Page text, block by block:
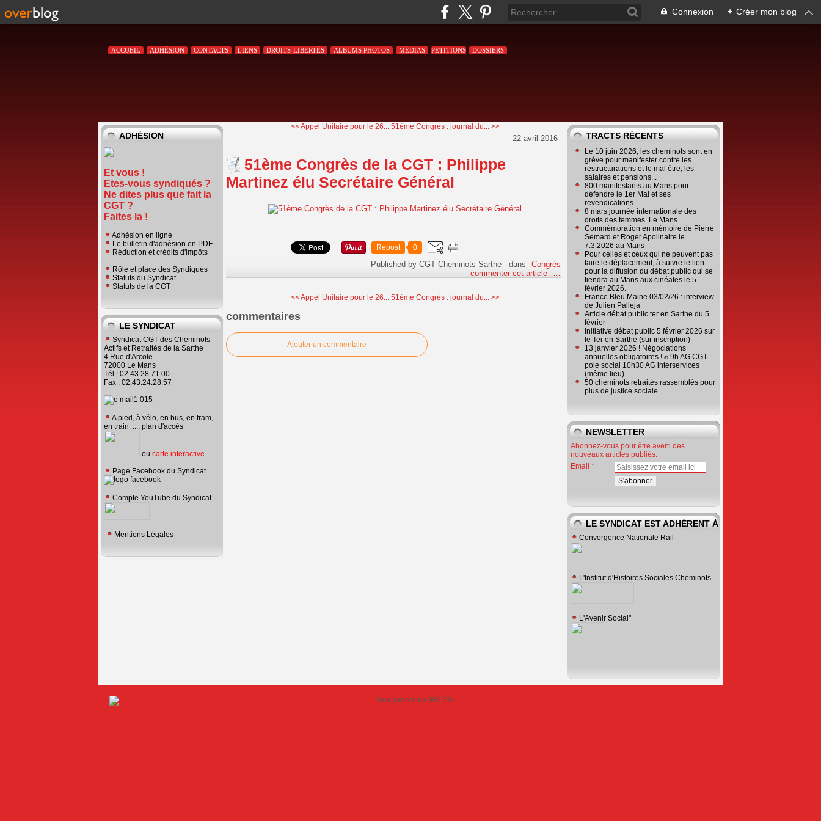
Connexion + Créer mon blog
ACCUEIL ADHÉSION CONTACTS LIENS DROITS-LIBERTÉS ALBUMS PHOTOS MÉDIAS PETITIONS DOSSIERS
ADHÉSION
Et vous !
Etes-vous syndiqués ?
Ne dites plus que fait la
CGT ?
Faites la !
Adhésion en ligne
Le bulletin d'adhésion en PDF
Réduction et crédits d'impôts
Rôle et place des Syndiqués
Statuts du Syndicat
Statuts de la CGT
LE SYNDICAT
Syndicat CGT des Cheminots
Actifs et Retraités de la Sarthe
4 Rue d'Arcole
72000 Le Mans
Tél : 02.43.28.71.00
Fax : 02.43.24.28.57
A pied, à vélo, en bus, en tram,
en train, ..., plan d'accès
ou carte interactive
Page Facebook du Syndicat
Compte YouTube du Syndicat
Mentions Légales
<< Appel Unitaire pour le 26... 51ème Congrès : journal du... >>
22 avril 2016
51ème Congrès de la CGT : Philippe
Martinez élu Secrétaire Général
Repost 0
Published by CGT Cheminots Sarthe - dans
Congrès
commenter cet article
<< Appel Unitaire pour le 26... 51ème Congrès : journal du... >>
commentaires
Ajouter un commentaire
TRACTS RÉCENTS
Le 10 juin 2026, les cheminots sont en
grève pour manifester contre les
restructurations et le mal être, les
salaires et pensions...
800 manifestants au Mans pour
défendre le 1er Mai et ses
revendications.
8 mars journée internationale des
droits des femmes. Le Mans
Commémoration en mémoire de Pierre
Semard et Roger Apolinaire le
7.3.2026 au Mans
Pour celles et ceux qui ne peuvent pas
faire le déplacement, à suivre le lien
pour la diffusion du débat public qui se
tiendra au Mans aux cinéates le 5
février 2026.
France Bleu Maine 03/02/26 : interview
de Julien Palleja
Article débat public ter en Sarthe du 5
février
Initiative débat public 5 février 2026 sur
le Ter en Sarthe (sur inscription)
13 janvier 2026 ! Négociations
annuelles obligatoires ! ✊ 9h AG CGT
pole social 10h30 AG interservices
(même lieu)
50 cheminots retraités rassemblés pour
plus de justice sociale.
NEWSLETTER
Abonnez-vous pour être averti des
nouveaux articles publiés.
Email
LE SYNDICAT EST ADHÉRENT À
Convergence Nationale Rail
L'Institut d'Histoires Sociales Cheminots
L'Avenir Social"